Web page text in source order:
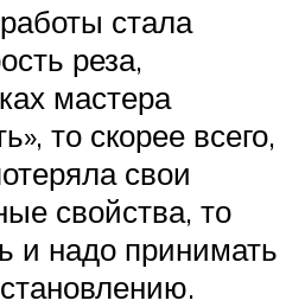
стала
реза,
мастера
то скорее всего,
свои
свойства, то
и надо принимать